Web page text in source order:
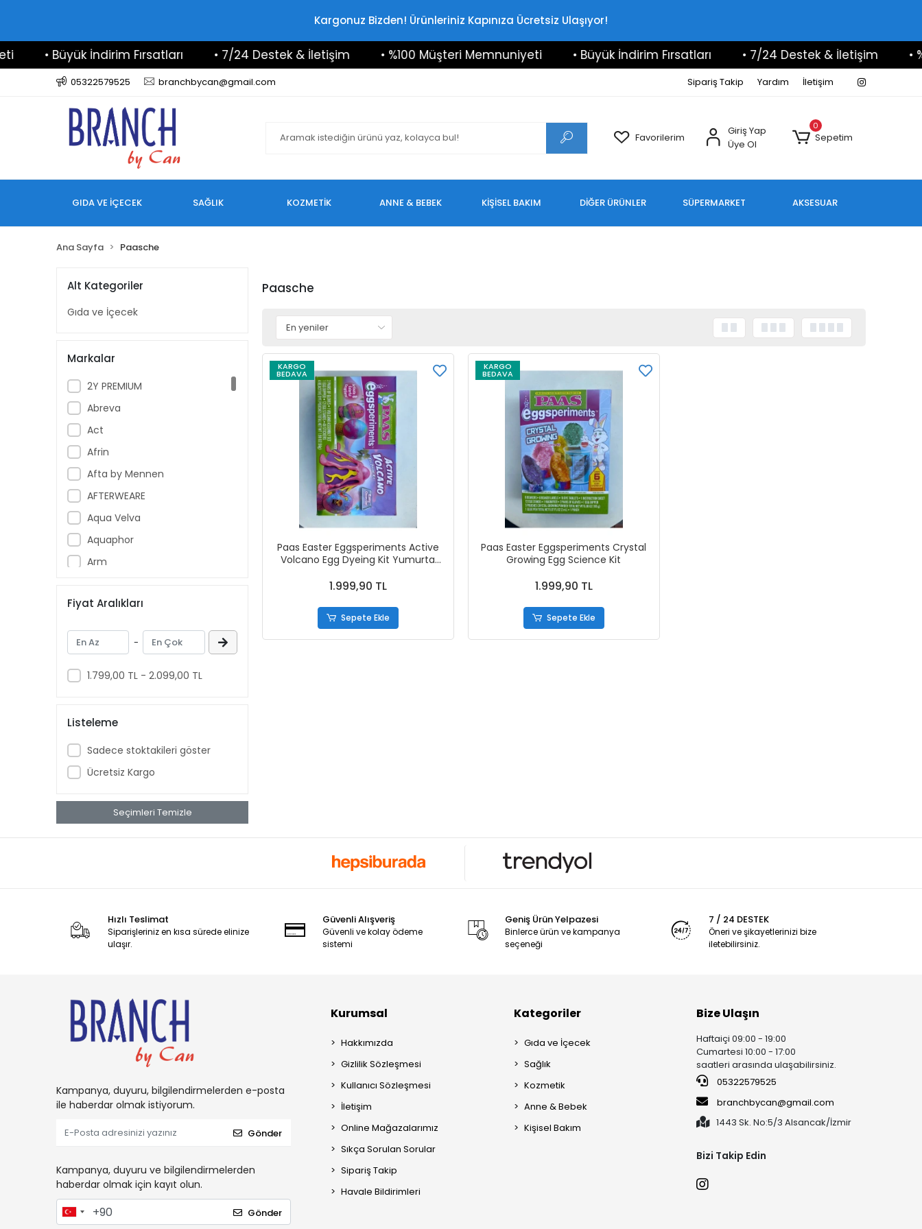
Kargonuz Bizden! Ürünleriniz Kapınıza Ücretsiz Ulaşıyor!
• Büyük İndirim Fırsatları • 7/24 Destek & İletişim • %100 Müşteri Memnuniyeti • Büyük İndirim Fırsatları • 7/24 Destek & İletişim •
05322579525 branchbycan@gmail.com Sipariş Takip Yardım İletişim
Favorilerim
Giriş Yap
Üye Ol
0
Sepetim
GIDA VE İÇECEK SAĞLIK KOZMETİK ANNE & BEBEK KİŞİSEL BAKIM DİĞER ÜRÜNLER SÜPERMARKET AKSESUAR
Ana Sayfa Paasche
Alt Kategoriler
Gıda ve İçecek
Markalar
2Y PREMIUM
Abreva
Act
Afrin
Afta by Mennen
AFTERWEARE
Aqua Velva
Aquaphor
Arm
Aspercreme
Aussie
Aveeno Baby
Ban
Banana Boat
BETTY CROCKER
bluey
BOB
Candy
Caress
Carol
Cetaphil
Charms
Chattem
Chupa Chups
Coca-Cola
Colgate
Comet
Fiyat Aralıkları
-
1.799,00 TL - 2.099,00 TL
Listeleme
Sadece stoktakileri göster
Ücretsiz Kargo
Seçimleri Temizle
Paasche
KARGO
BEDAVA
Paas Easter Eggsperiments Active
Volcano Egg Dyeing Kit Yumurta
1.999,90 TL
Sepete Ekle
KARGO
BEDAVA
Paas Easter Eggsperiments Crystal
Growing Egg Science Kit
1.999,90 TL
Sepete Ekle
Hızlı Teslimat
Siparişleriniz en kısa sürede elinize
ulaşır.
Güvenli Alışveriş
Güvenli ve kolay ödeme
sistemi
Geniş Ürün Yelpazesi
Binlerce ürün ve kampanya
seçeneği
7 / 24 DESTEK
Öneri ve şikayetlerinizi bize
iletebilirsiniz.
Kampanya, duyuru, bilgilendirmelerden e-posta
ile haberdar olmak istiyorum.
Gönder
Kampanya, duyuru ve bilgilendirmelerden
haberdar olmak için kayıt olun.
Gönder
Kurumsal
Hakkımızda
Gizlilik Sözleşmesi
Kullanıcı Sözleşmesi
İletişim
Online Mağazalarımız
Sıkça Sorulan Sorular
Sipariş Takip
Havale Bildirimleri
Kategoriler
Gıda ve İçecek
Sağlık
Kozmetik
Anne & Bebek
Kişisel Bakım
Bize Ulaşın
Haftaiçi 09:00 - 19:00
Cumartesi 10:00 - 17:00
saatleri arasında ulaşabilirsiniz.
05322579525
branchbycan@gmail.com
1443 Sk. No:5/3 Alsancak/İzmir
Bizi Takip Edin